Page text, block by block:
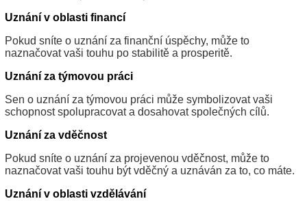
Uznání v oblasti financí
Pokud sníte o uznání za finanční úspěchy, může to
naznačovat vaši touhu po stabilitě a prosperitě.
Uznání za týmovou práci
Sen o uznání za týmovou práci může symbolizovat vaši
schopnost spolupracovat a dosahovat společných cílů.
Uznání za vděčnost
Pokud sníte o uznání za projevenou vděčnost, může to
naznačovat vaši touhu být vděčný a uznáván za to, co máte.
Uznání v oblasti vzdělávání